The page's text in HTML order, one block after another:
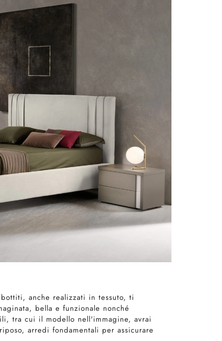
anche realizzati in tessuto, ti
bella e funzionale nonché
tra cui il modello nell'immagine, avrai
arredi fondamentali per assicurare